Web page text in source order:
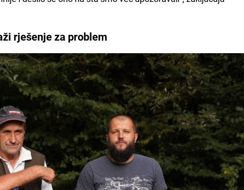
rješenje za problem